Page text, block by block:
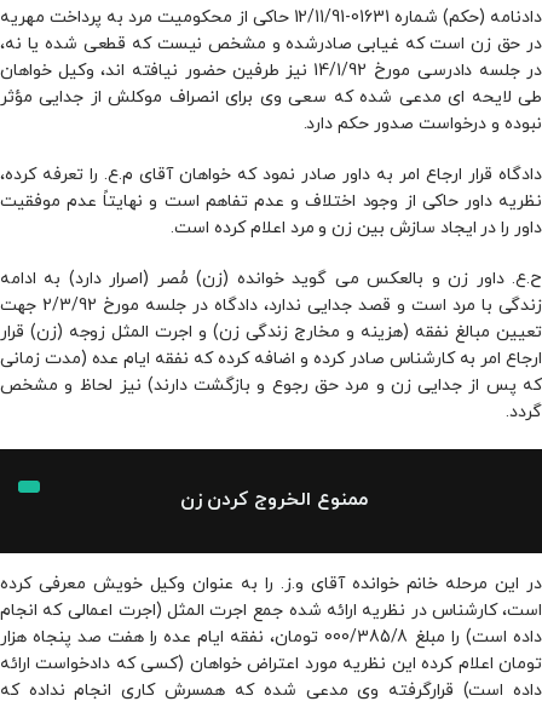
دادنامه (حکم) شماره 01631-12/11/91 حاکی از محکومیت مرد به پرداخت مهریه
در حق زن است که غیابی صادرشده و مشخص نیست که قطعی شده یا نه،
در جلسه دادرسی مورخ 14/1/92 نیز طرفین حضور نیافته اند، وکیل خواهان
طی لایحه ای مدعی شده که سعی وی برای انصراف موکلش از جدایی مؤثر
نبوده و درخواست صدور حکم دارد.
دادگاه قرار ارجاع امر به داور صادر نمود که خواهان آقای م.ع. را تعرفه کرده،
نظریه داور حاکی از وجود اختلاف و عدم تفاهم است و نهایتاً عدم موفقیت
داور را در ایجاد سازش بین زن و مرد اعلام کرده است.
ح.ع. داور زن و بالعکس می گوید خوانده (زن) مُصر (اصرار دارد) به ادامه
زندگی با مرد است و قصد جدایی ندارد، دادگاه در جلسه مورخ 2/3/92 جهت
تعیین مبالغ نفقه (هزینه و مخارج زندگی زن) و اجرت المثل زوجه (زن) قرار
ارجاع امر به کارشناس صادر کرده و اضافه کرده که نفقه ایام عده (مدت زمانی
که پس از جدایی زن و مرد حق رجوع و بازگشت دارند) نیز لحاظ و مشخص
گردد.
ممنوع‌ الخروج کردن زن
در این مرحله خانم خوانده آقای و.ز. را به عنوان وکیل خویش معرفی کرده
است، کارشناس در نظریه ارائه شده جمع اجرت المثل (اجرت اعمالی که انجام
داده است) را مبلغ 000/385/8 تومان، نفقه ایام عده را هفت صد پنجاه هزار
تومان اعلام کرده این نظریه مورد اعتراض خواهان (کسی که دادخواست ارائه
داده است) قرارگرفته وی مدعی شده که همسرش کاری انجام نداده که